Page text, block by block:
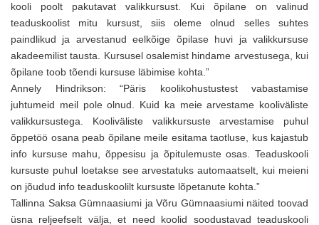
kooli poolt pakutavat valikkursust. Kui õpilane on valinud
teaduskoolist mitu kursust, siis oleme olnud selles suhtes
paindlikud ja arvestanud eelkõige õpilase huvi ja valikkursuse
akadeemilist tausta. Kursusel osalemist hindame arvestusega, kui
õpilane toob tõendi kursuse läbimise kohta.”
Annely Hindrikson: “Päris koolikohustustest vabastamise
juhtumeid meil pole olnud. Kuid ka meie arvestame kooliväliste
valikkursustega. Kooliväliste valikkursuste arvestamise puhul
õppetöö osana peab õpilane meile esitama taotluse, kus kajastub
info kursuse mahu, õppesisu ja õpitulemuste osas. Teaduskooli
kursuste puhul loetakse see arvestatuks automaatselt, kui meieni
on jõudud info teaduskoolilt kursuste lõpetanute kohta.”
Tallinna Saksa Gümnaasiumi ja Võru Gümnaasiumi näited toovad
üsna reljeefselt välja, et need koolid soodustavad teaduskooli